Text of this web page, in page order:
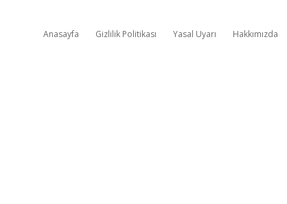
Anasayfa Gizlilik Politikası Yasal Uyarı Hakkımızda